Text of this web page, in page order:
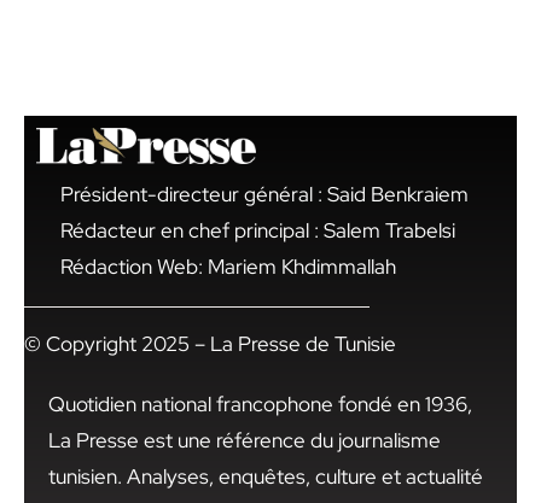
Président-directeur général : Said Benkraiem
Rédacteur en chef principal : Salem Trabelsi
Rédaction Web: Mariem Khdimmallah
© Copyright 2025 – La Presse de Tunisie
Quotidien national francophone fondé en 1936,
La Presse est une référence du journalisme
tunisien. Analyses, enquêtes, culture et actualité